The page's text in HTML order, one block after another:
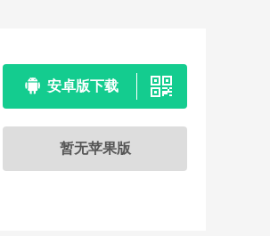
安卓版下载
暂无苹果版